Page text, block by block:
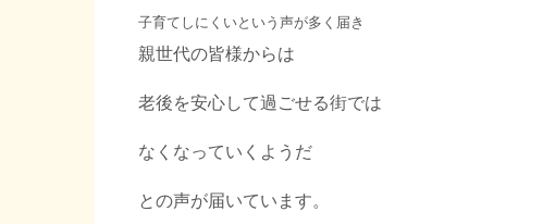
子育てしにくいという声が多く届き
親世代の皆様からは
老後を安心して過ごせる街では
なくなっていくようだ
との声が届いています。